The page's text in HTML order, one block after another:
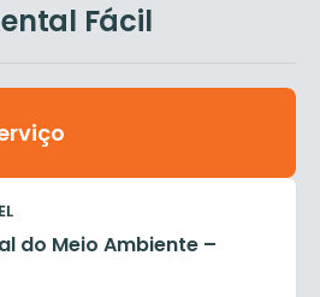
Fácil
do Meio Ambiente –